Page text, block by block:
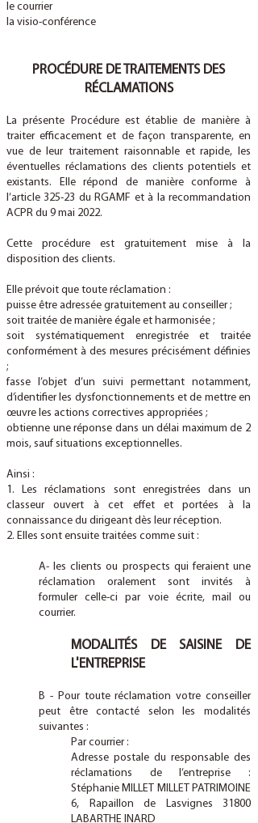
le courrier
la visio-conférence
PROCÉDURE DE TRAITEMENTS DES
RÉCLAMATIONS
La présente Procédure est établie de manière à
traiter efficacement et de façon transparente, en
vue de leur traitement raisonnable et rapide, les
éventuelles réclamations des clients potentiels et
existants. Elle répond de manière conforme à
l’article 325-23 du RGAMF et à la recommandation
ACPR du 9 mai 2022.
Cette procédure est gratuitement mise à la
disposition des clients.
Elle prévoit que toute réclamation :
puisse être adressée gratuitement au conseiller ;
soit traitée de manière égale et harmonisée ;
soit systématiquement enregistrée et traitée
conformément à des mesures précisément définies
;
fasse l’objet d’un suivi permettant notamment,
d’identifier les dysfonctionnements et de mettre en
œuvre les actions correctives appropriées ;
obtienne une réponse dans un délai maximum de 2
mois, sauf situations exceptionnelles.
Ainsi :
1. Les réclamations sont enregistrées dans un
classeur ouvert à cet effet et portées à la
connaissance du dirigeant dès leur réception.
2. Elles sont ensuite traitées comme suit :
A- les clients ou prospects qui feraient une
réclamation oralement sont invités à
formuler celle-ci par voie écrite, mail ou
courrier.
MODALITÉS DE SAISINE DE
L'ENTREPRISE
B - Pour toute réclamation votre conseiller
peut être contacté selon les modalités
suivantes :
Par courrier :
Adresse postale du responsable des
réclamations de l’entreprise :
Stéphanie MILLET MILLET PATRIMOINE
6, Rapaillon de Lasvignes 31800
LABARTHE INARD